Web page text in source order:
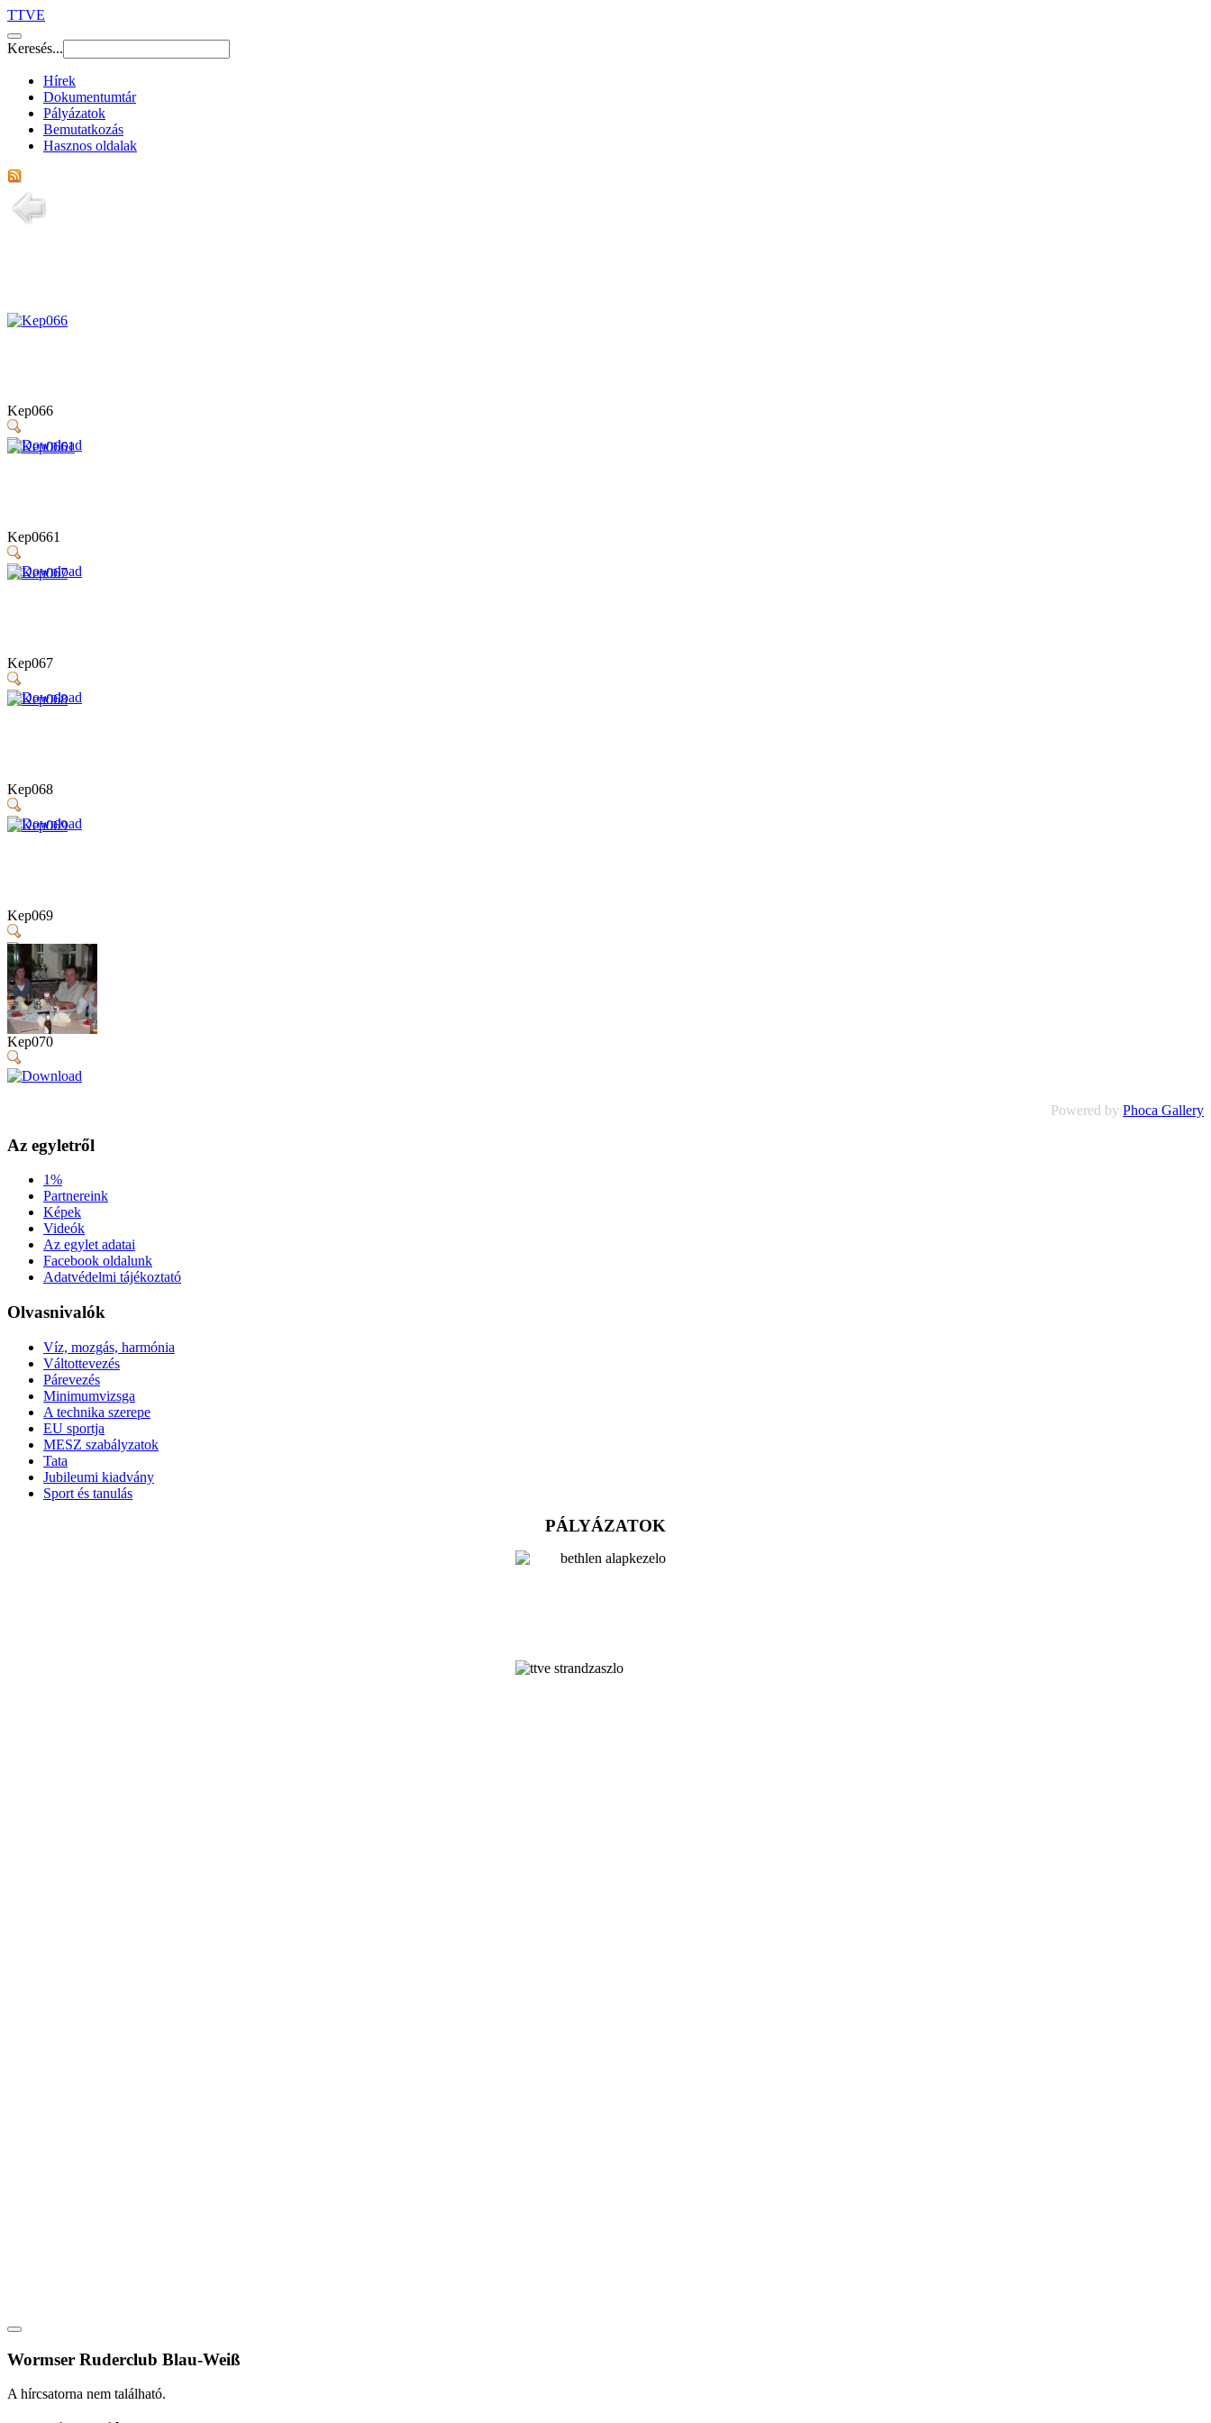
TTVE
Keresés...
Hírek
Dokumentumtár
Pályázatok
Bemutatkozás
Hasznos oldalak
Kep066
Kep0661
Kep067
Kep068
Kep069
Kep070
Powered by Phoca Gallery
Az egyletről
1%
Partnereink
Képek
Videók
Az egylet adatai
Facebook oldalunk
Adatvédelmi tájékoztató
Olvasnivalók
Víz, mozgás, harmónia
Váltottevezés
Párevezés
Minimumvizsga
A technika szerepe
EU sportja
MESZ szabályzatok
Tata
Jubileumi kiadvány
Sport és tanulás
PÁLYÁZATOK
Wormser Ruderclub Blau-Weiß
A hírcsatorna nem található.